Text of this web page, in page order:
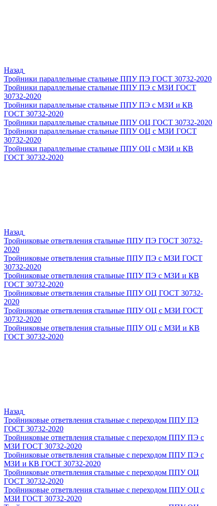
Назад
Тройники параллельные стальные ППУ ПЭ ГОСТ 30732-2020
Тройники параллельные стальные ППУ ПЭ с МЗИ ГОСТ
30732-2020
Тройники параллельные стальные ППУ ПЭ с МЗИ и КВ
ГОСТ 30732-2020
Тройники параллельные стальные ППУ ОЦ ГОСТ 30732-2020
Тройники параллельные стальные ППУ ОЦ с МЗИ ГОСТ
30732-2020
Тройники параллельные стальные ППУ ОЦ с МЗИ и КВ
ГОСТ 30732-2020
Назад
Тройниковые ответвления стальные ППУ ПЭ ГОСТ 30732-
2020
Тройниковые ответвления стальные ППУ ПЭ с МЗИ ГОСТ
30732-2020
Тройниковые ответвления стальные ППУ ПЭ с МЗИ и КВ
ГОСТ 30732-2020
Тройниковые ответвления стальные ППУ ОЦ ГОСТ 30732-
2020
Тройниковые ответвления стальные ППУ ОЦ с МЗИ ГОСТ
30732-2020
Тройниковые ответвления стальные ППУ ОЦ с МЗИ и КВ
ГОСТ 30732-2020
Назад
Тройниковые ответвления стальные с переходом ППУ ПЭ
ГОСТ 30732-2020
Тройниковые ответвления стальные с переходом ППУ ПЭ с
МЗИ ГОСТ 30732-2020
Тройниковые ответвления стальные с переходом ППУ ПЭ с
МЗИ и КВ ГОСТ 30732-2020
Тройниковые ответвления стальные с переходом ППУ ОЦ
ГОСТ 30732-2020
Тройниковые ответвления стальные с переходом ППУ ОЦ с
МЗИ ГОСТ 30732-2020